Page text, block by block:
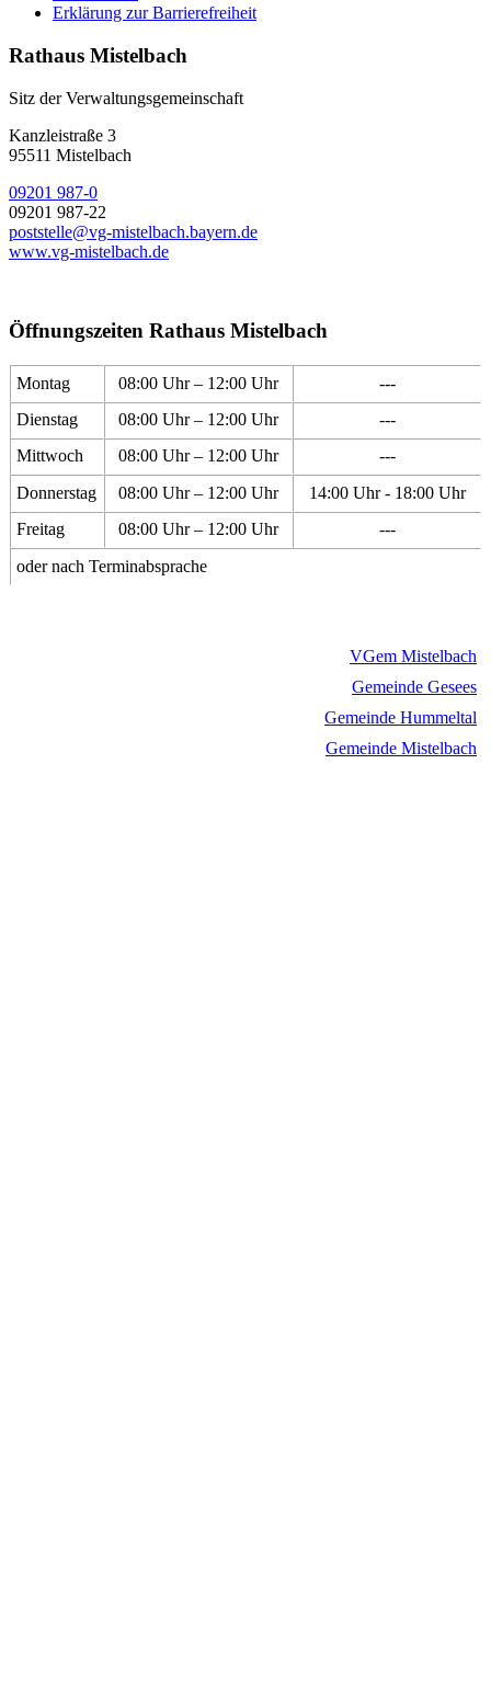
Erklärung zur Barrierefreiheit
Rathaus Mistelbach
Sitz der Verwaltungsgemeinschaft
Kanzleistraße 3
95511 Mistelbach
09201 987-0
09201 987-22
poststelle@vg-mistelbach.bayern.de
www.vg-mistelbach.de
Öffnungszeiten Rathaus Mistelbach
Montag 08:00 Uhr – 12:00 Uhr
---
Dienstag
08:00 Uhr – 12:00 Uhr
---
Mittwoch
08:00 Uhr – 12:00 Uhr
---
Donnerstag
08:00 Uhr – 12:00 Uhr
14:00 Uhr - 18:00 Uhr
Freitag
08:00 Uhr – 12:00 Uhr
---
oder nach Terminabsprache
VGem Mistelbach
Gemeinde Gesees
Gemeinde Hummeltal
Gemeinde Mistelbach